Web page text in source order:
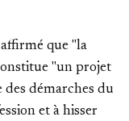
que "la
"un projet
des démarches du
et à hisser